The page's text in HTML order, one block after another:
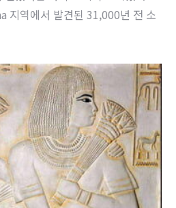
지역에서 발견된 31,000년 전 소